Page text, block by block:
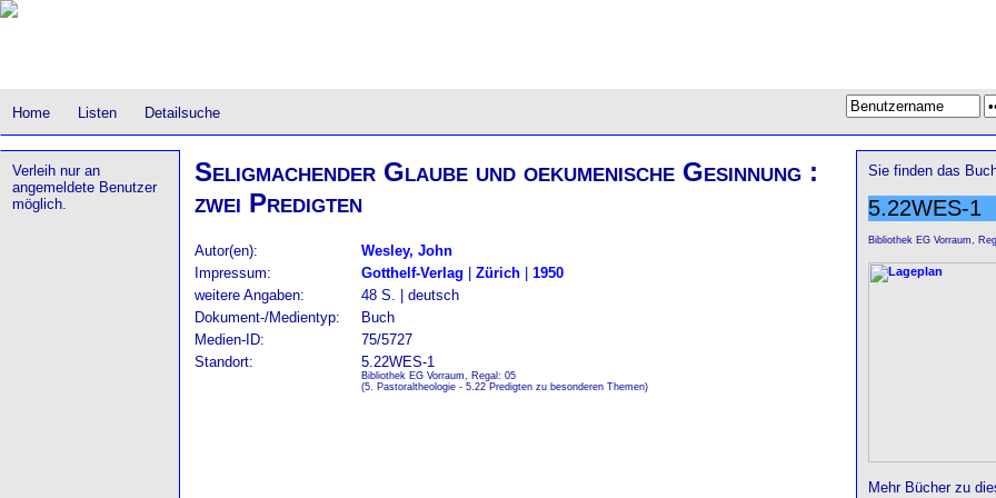
Home Listen Detailsuche
Verleih nur an
angemeldete Benutzer
möglich.
Seligmachender Glaube und oekumenische Gesinnung :
zwei Predigten
Autor(en):
Wesley, John
Impressum:
Gotthelf-Verlag Zürich
1950
weitere Angaben:
48 S. | deutsch
Dokument-/Medientyp:
Buch
Medien-ID:
75/5727
Standort:
5.22WES-1
Bibliothek EG Vorraum, Regal: 05
(5. Pastoraltheologie - 5.22 Predigten zu besonderen Themen)
Sie finden das
5.22WES-1
Bibliothek EG Vorraum,
Mehr Bücher zu